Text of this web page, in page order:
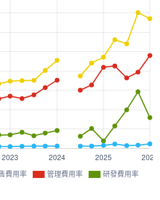
費用率 管理費用率 研發費用率